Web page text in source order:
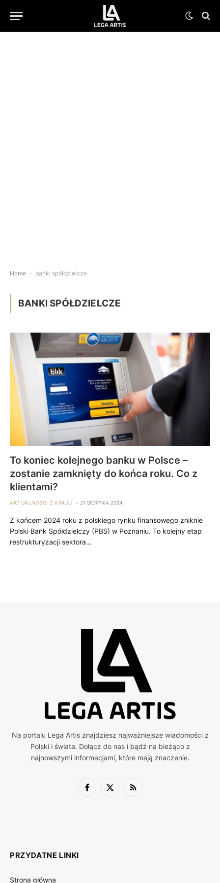
Home - banki spółdzielcze
BANKI SPÓŁDZIELCZE
To koniec kolejnego banku w Polsce –
zostanie zamknięty do końca roku. Co z
klientami?
AKTUALNOŚCI Z KRAJU 21 SIERPNIA 2024
Z końcem 2024 roku z polskiego rynku finansowego zniknie
Polski Bank Spółdzielczy (PBS) w Poznaniu. To kolejny etap
restrukturyzacji sektora…
Na portalu Lega Artis znajdziesz najważniejsze wiadomości z
Polski i świata. Dołącz do nas i bądź na bieżąco z
najnowszymi informacjami, które mają znaczenie.
Facebook
X
RSS
PRZYDATNE LINKI
Strona główna